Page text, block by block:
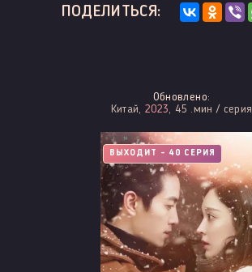
ПОДЕЛИТЬСЯ:
Обновлено:
Китай,2023 , 45 .мин / серия
ВЫХОДИТ - 40 СЕРИЯ